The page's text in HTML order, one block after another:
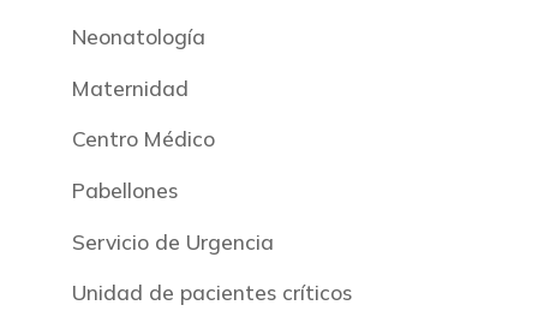
Neonatología
Maternidad
Centro Médico
Pabellones
Servicio de Urgencia
Unidad de pacientes críticos